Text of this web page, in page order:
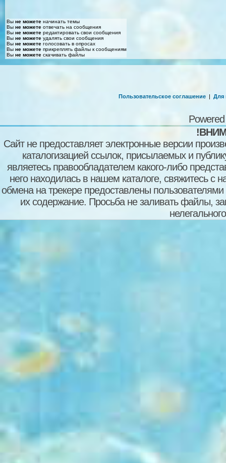
Вы не можете начинать темы
Вы не можете отвечать на сообщения
Вы не можете редактировать свои сообщения
Вы не можете удалять свои сообщения
Вы не можете голосовать в опросах
Вы не можете прикреплять файлы к сообщениям
Вы не можете скачивать файлы
Пользовательское соглашение | Для
Сайт не предоставляет электронные версии
каталогизацией ссылок, присылаемых и
являетесь правообладателем какого-либо
него находилась в нашем каталоге, свяжитесь
обмена на трекере предоставлены пользователями
их содержание. Просьба не заливать файлы,